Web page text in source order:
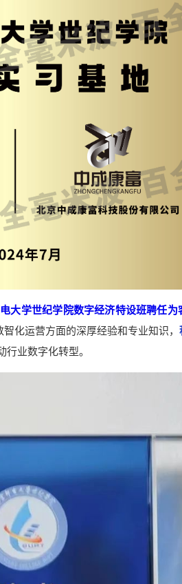
大学世纪学院数字经济特设班聘任为
化运营方面的深厚经验和专业知识，
行业数字化转型。